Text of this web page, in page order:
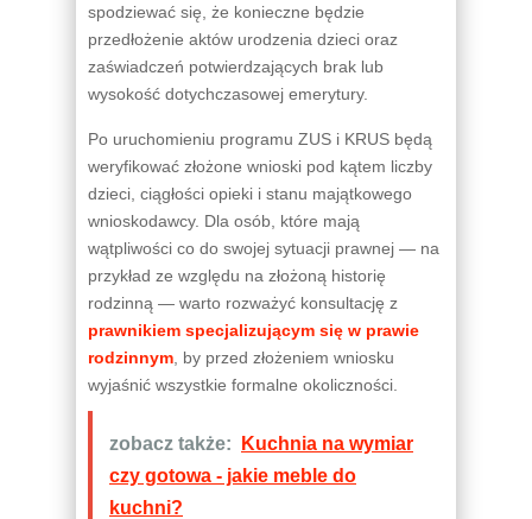
spodziewać się, że konieczne będzie
przedłożenie aktów urodzenia dzieci oraz
zaświadczeń potwierdzających brak lub
wysokość dotychczasowej emerytury.
Po uruchomieniu programu ZUS i KRUS będą
weryfikować złożone wnioski pod kątem liczby
dzieci, ciągłości opieki i stanu majątkowego
wnioskodawcy. Dla osób, które mają
wątpliwości co do swojej sytuacji prawnej — na
przykład ze względu na złożoną historię
rodzinną — warto rozważyć konsultację z
prawnikiem specjalizującym się w prawie
rodzinnym , by przed złożeniem wniosku
wyjaśnić wszystkie formalne okoliczności.
zobacz także:
Kuchnia na wymiar
czy gotowa - jakie meble do
kuchni?